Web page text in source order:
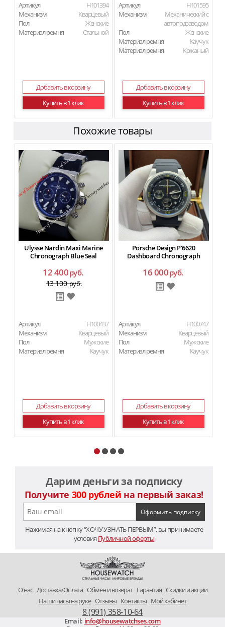
Артикул
H101394
Механизм
Кварцевый
Пол
Женские
Материал ремня
Стальной
Добавить в корзину
Купить в 1 клик
Артикул
H101595
Механизм
Механический с
автоподзаводом
Пол
Женские
Материал ремня
Каучук
Материал ремня
Кожаный
Добавить в корзину
Купить в 1 клик
Похожие товары
Ulysse Nardin Maxi Marine
Chronograph Blue Seal
12 400руб.
13 100руб.
Артикул
H100437
Механизм
Кварцевый
Пол
Мужские
Материал ремня
Каучук
Добавить в корзину
Купить в 1 клик
Porsche Design P’6620
Dashboard Chronograph
16 000руб.
Артикул
H100747
Механизм
Кварцевый
Пол
Мужские
Материал ремня
Каучук
Добавить в корзину
Купить в 1 клик
Дарим деньги за подписку
Получите 300 рублей на первый заказ!
Нажимая на кнопку “ХОЧУ УЗНАТЬ ПЕРВЫМ”, вы принимаете
условия Публичной оферты
O нас Доставка/Оплата Обмен и возврат Гарантия Скидки и акции
Наши часы на руке Отзывы Контакты Мой кабинет
8 (991) 358-10-64
Email: info@housewatchses.com